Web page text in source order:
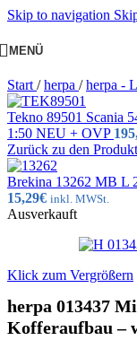
Skip to navigation
MENÜ
Start / herpa / herpa -
Tekno 89501 Scania
1:50 NEU + OVP
Zurück zu den
Brekina 13262 MB L
15,29€ inkl. MWSt.
Ausverkauft
Klick zum Vergrößern
herpa 013437
Kofferaufbau –